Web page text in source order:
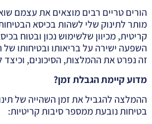
הורים טריים רבים מוצאים את עצמם
מותר לתינוק שלי לשהות בכיסא
קריטית, מכיוון שלשימוש נכון ובטוח
השפעה ישירה על בריאותו ובטיחותו
זה נפרט את ההמלצות, הסיכונים,
מדוע קיימת הגבלת זמן?
ההמלצה להגביל את זמן השהייה של
בטיחות נובעת ממספר סיבות קריטיות: